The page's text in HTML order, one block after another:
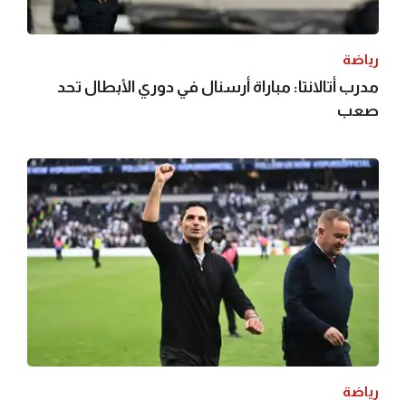
رياضة
مدرب أتالانتا: مباراة أرسنال في دوري الأبطال تحد
صعب
رياضة